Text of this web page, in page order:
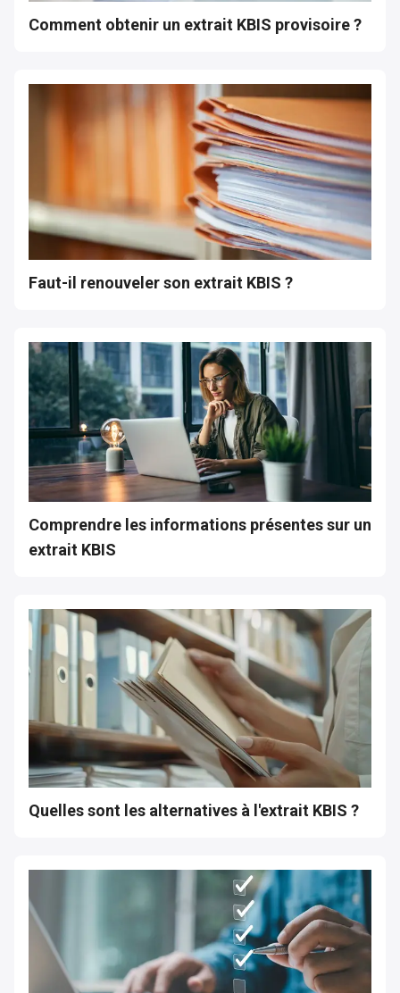
Comment obtenir un extrait KBIS provisoire ?
Faut-il renouveler son extrait KBIS ?
Comprendre les informations présentes sur un
extrait KBIS
Quelles sont les alternatives à l'extrait KBIS ?